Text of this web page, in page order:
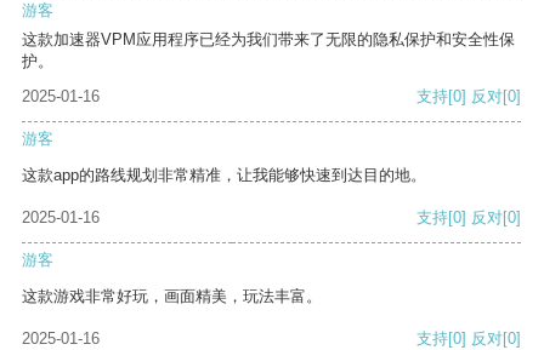
游客
这款加速器VPM应用程序已经为我们带来了无限的隐私保护和安全性保
护。
2025-01-16
支持[0] 反对[0]
游客
这款app的路线规划非常精准，让我能够快速到达目的地。
2025-01-16 支持[0] 反对[0]
游客
这款游戏非常好玩，画面精美，玩法丰富。
2025-01-16 支持[0] 反对[0]